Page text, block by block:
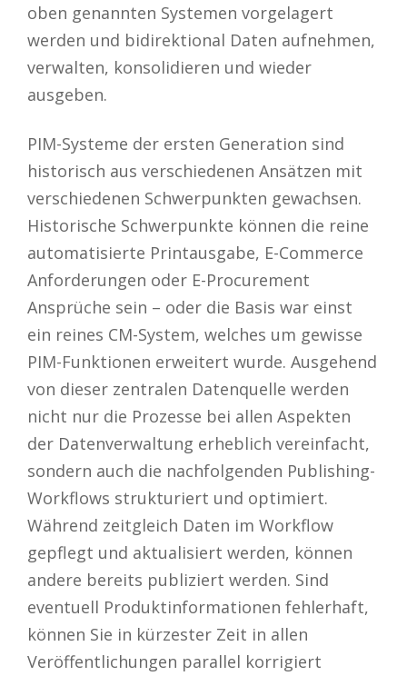
oben genannten Systemen vorgelagert
werden und bidirektional Daten aufnehmen,
verwalten, konsolidieren und wieder
ausgeben.
PIM-Systeme der ersten Generation sind
historisch aus verschiedenen Ansätzen mit
verschiedenen Schwerpunkten gewachsen.
Historische Schwerpunkte können die reine
automatisierte Printausgabe, E-Commerce
Anforderungen oder E-Procurement
Ansprüche sein – oder die Basis war einst
ein reines CM-System, welches um gewisse
PIM-Funktionen erweitert wurde. Ausgehend
von dieser zentralen Datenquelle werden
nicht nur die Prozesse bei allen Aspekten
der Datenverwaltung erheblich vereinfacht,
sondern auch die nachfolgenden Publishing-
Workflows strukturiert und optimiert.
Während zeitgleich Daten im Workflow
gepflegt und aktualisiert werden, können
andere bereits publiziert werden. Sind
eventuell Produktinformationen fehlerhaft,
können Sie in kürzester Zeit in allen
Veröffentlichungen parallel korrigiert